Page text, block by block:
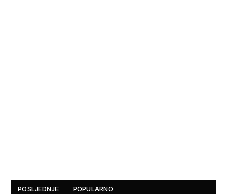
POSLJEDNJE POPULARNO